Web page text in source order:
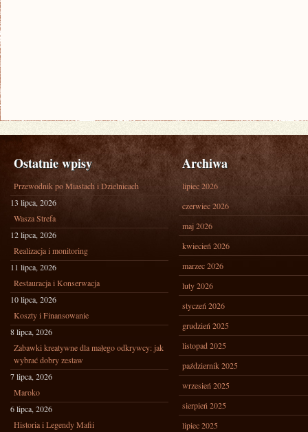
Ostatnie wpisy
Przewodnik po Miastach i Dzielnicach
13 lipca, 2026
Wasza Strefa
12 lipca, 2026
Realizacja i monitoring
11 lipca, 2026
Restauracja i Konserwacja
10 lipca, 2026
Koszty i Finansowanie
8 lipca, 2026
Zabawki kreatywne dla małego odkrywcy: jak
wybrać dobry zestaw
7 lipca, 2026
Maroko
6 lipca, 2026
Historia i Legendy Mafii
Archiwa
lipiec 2026
czerwiec 2026
maj 2026
kwiecień 2026
marzec 2026
luty 2026
styczeń 2026
grudzień 2025
listopad 2025
październik 2025
wrzesień 2025
sierpień 2025
lipiec 2025